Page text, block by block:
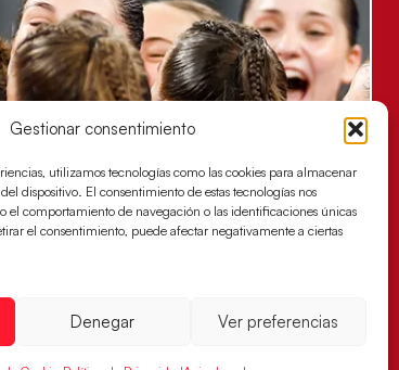
Gestionar consentimiento
utilizamos tecnologías como las cookies para almacenar
dispositivo. El consentimiento de estas tecnologías nos
el comportamiento de navegación o las identificaciones únicas
el consentimiento, puede afectar negativamente a ciertas
Denegar Ver preferencias